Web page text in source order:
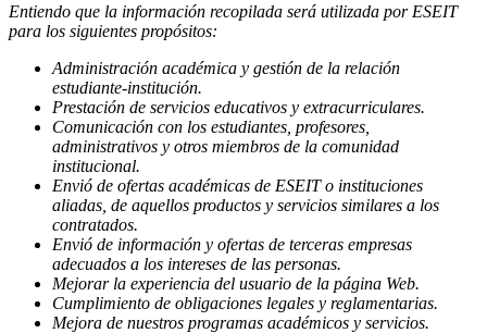
Entiendo que la información recopilada será utilizada por ESEIT
para los siguientes propósitos:
Administración académica y gestión de la relación
estudiante-institución.
Prestación de servicios educativos y extracurriculares.
Comunicación con los estudiantes, profesores,
administrativos y otros miembros de la comunidad
institucional.
Envió de ofertas académicas de ESEIT o instituciones
aliadas, de aquellos productos y servicios similares a los
contratados.
Envió de información y ofertas de terceras empresas
adecuados a los intereses de las personas.
Mejorar la experiencia del usuario de la página Web.
Cumplimiento de obligaciones legales y reglamentarias.
Mejora de nuestros programas académicos y servicios.